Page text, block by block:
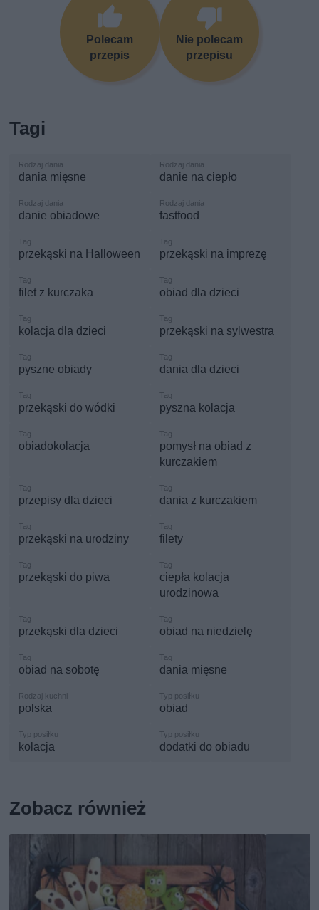
Polecam
przepis
Nie polecam
przepisu
Tagi
dania mięsne danie na ciepło
danie obiadowe fastfood
przekąski na Halloween przekąski na imprezę
filet z kurczaka obiad dla dzieci
kolacja dla dzieci przekąski na sylwestra
pyszne obiady dania dla dzieci
przekąski do wódki pyszna kolacja
obiadokolacja
pomysł na obiad z
kurczakiem
przepisy dla dzieci dania z kurczakiem
przekąski na urodziny filety
przekąski do piwa
ciepła kolacja
urodzinowa
przekąski dla dzieci obiad na niedzielę
obiad na sobotę dania mięsne
polska obiad
kolacja dodatki do obiadu
Zobacz również